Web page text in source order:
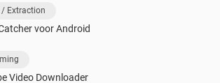
/ Extraction
voor Android
Video Downloader